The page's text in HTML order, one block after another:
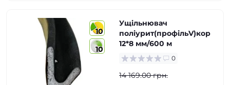
10
10
Ущільнювач
поліурит(профільV)кор
12*8 мм/600 м
0
14 169.00 грн.